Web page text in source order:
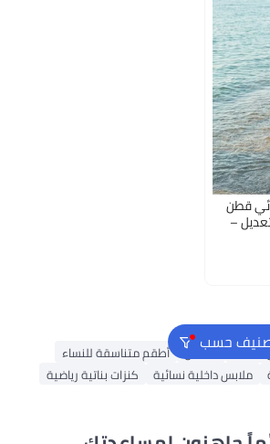
قطن
–
حسب
قفطان
أطقم متناسقة للنساء
ملابس داخلية نسائية
كنزات بناتية رياضية